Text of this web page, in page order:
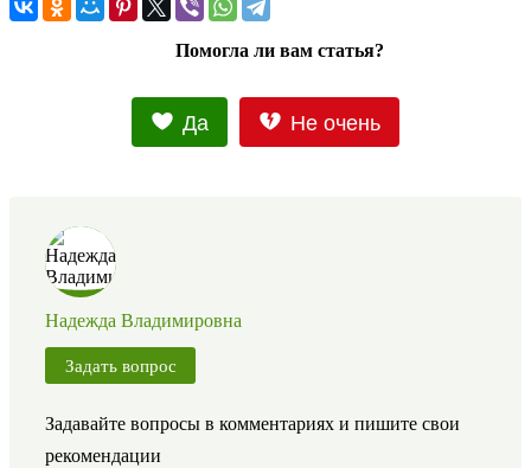
Помогла ли вам статья?
Да Не очень
Надежда Владимировна
Задать вопрос
Задавайте вопросы в комментариях и пишите свои
рекомендации